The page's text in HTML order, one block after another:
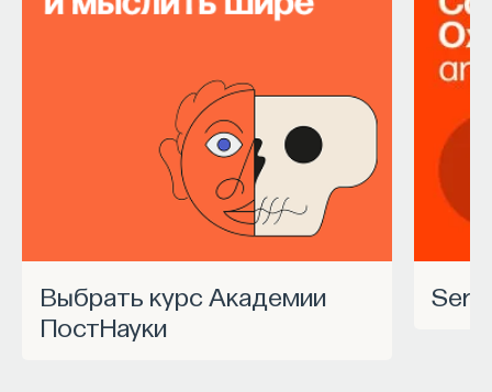
Выбрать курс Академии
ПостНауки